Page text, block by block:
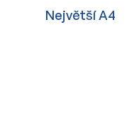
Největší A4